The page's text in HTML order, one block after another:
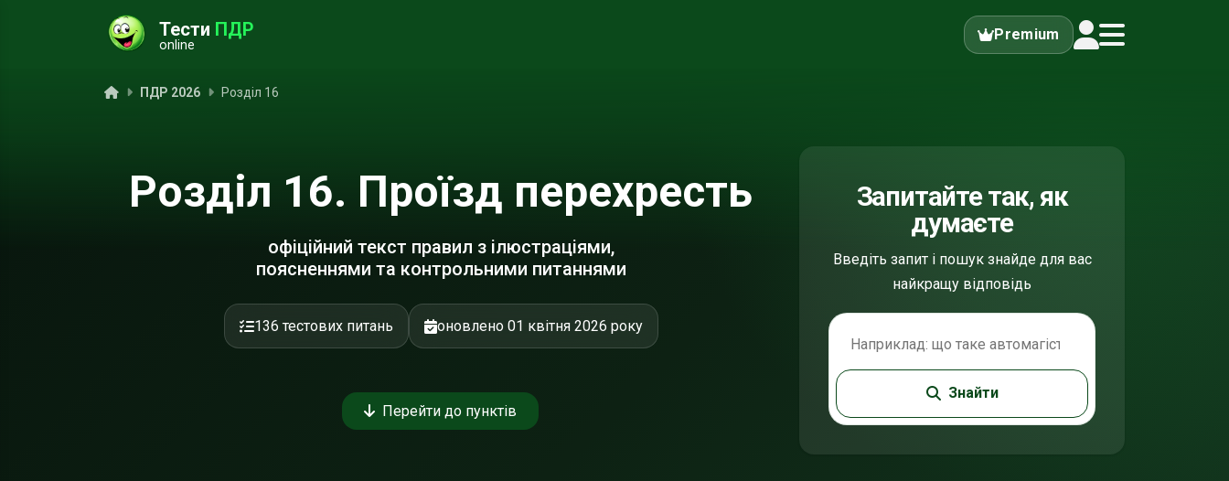
Тести ПДР
online
Premium
ГоловнаПДР 2026 Розділ 16
Розділ 16. Проїзд перехресть
офіційний текст правил з ілюстраціями,
поясненнями та контрольними питаннями
136 тестових питань оновлено 01 квітня 2026 року
Перейти до пунктів
Запитайте так, як
думаєте
Введіть запит і пошук знайде для вас
найкращу відповідь
Знайти